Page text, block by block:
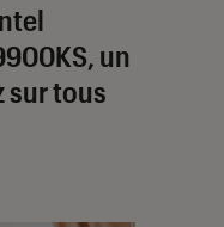
un
sur tous